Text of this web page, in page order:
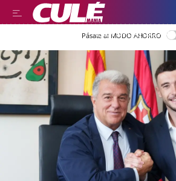
LEER EN CASTELLANO
Pásate al MODO AHORRO